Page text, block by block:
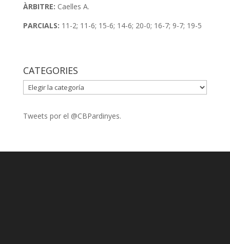
ÀRBITRE: Caelles A.
PARCIALS: 11-2; 11-6; 15-6; 14-6; 20-0; 16-7; 9-7; 19-5
CATEGORIES
CATEGORIES
Tweets por el @CBPardinyes.